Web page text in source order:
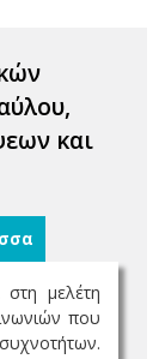
και
στη μελέτη
που